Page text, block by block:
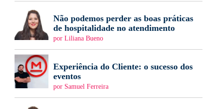
Não podemos perder as boas práticas
de hospitalidade no atendimento
por Liliana Bueno
Experiência do Cliente: o sucesso dos
eventos
por Samuel Ferreira